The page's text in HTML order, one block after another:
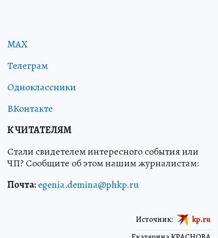
MAX
Телеграм
Одноклассники
ВКонтакте
К ЧИТАТЕЛЯМ
Стали свидетелем интересного события или
ЧП? Сообщите об этом нашим журналистам:
Почта:egenia.demina@phkp.ru
Источник: kp.ru